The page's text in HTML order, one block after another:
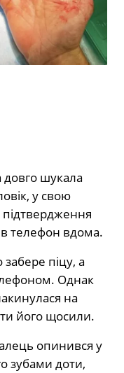
довго шукала
у свою
підтвердження
телефон вдома.
піцу, а
Однак
на
його щосили.
опинився у
зубами доти,